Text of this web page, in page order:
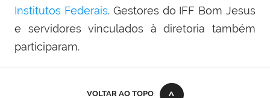
Institutos Federais. Gestores do IFF Bom Jesus
e servidores vinculados à diretoria também
participaram.
VOLTAR AO TOPO